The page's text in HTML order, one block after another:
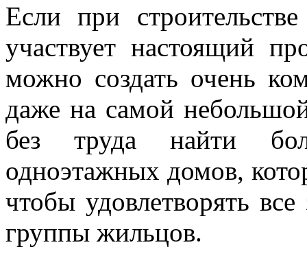
Если при
участвует настоящий
можно создать очень
даже на самой
без труда найти
одноэтажных домов,
чтобы удовлетворять
группы жильцов.